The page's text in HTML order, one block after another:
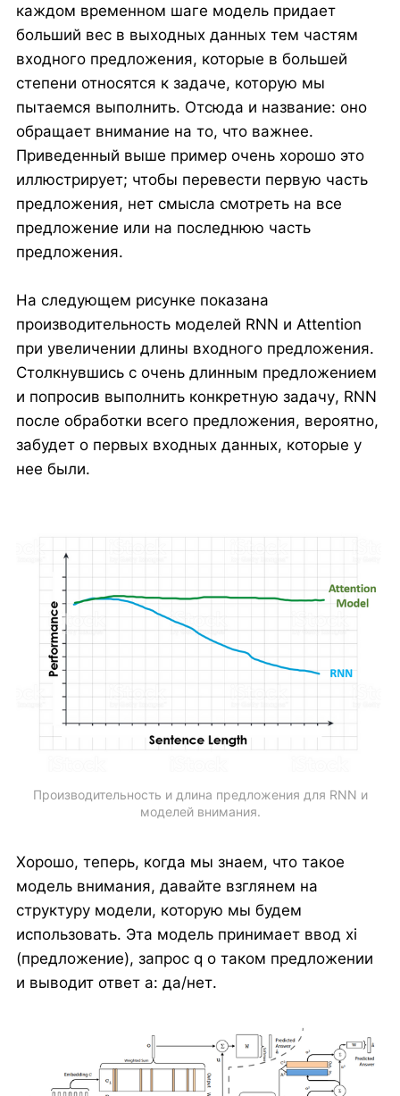
каждом временном шаге модель придает
больший вес в выходных данных тем частям
входного предложения, которые в большей
степени относятся к задаче, которую мы
пытаемся выполнить. Отсюда и название: оно
обращает внимание на то, что важнее.
Приведенный выше пример очень хорошо это
иллюстрирует; чтобы перевести первую часть
предложения, нет смысла смотреть на все
предложение или на последнюю часть
предложения.
На следующем рисунке показана
производительность моделей RNN и Attention
при увеличении длины входного предложения.
Столкнувшись с очень длинным предложением
и попросив выполнить конкретную задачу, RNN
после обработки всего предложения, вероятно,
забудет о первых входных данных, которые у
нее были.
Производительность и длина предложения для RNN и
моделей внимания.
Хорошо, теперь, когда мы знаем, что такое
модель внимания, давайте взглянем на
структуру модели, которую мы будем
использовать. Эта модель принимает ввод xi
(предложение), запрос q о таком предложении
и выводит ответ a: да/нет.